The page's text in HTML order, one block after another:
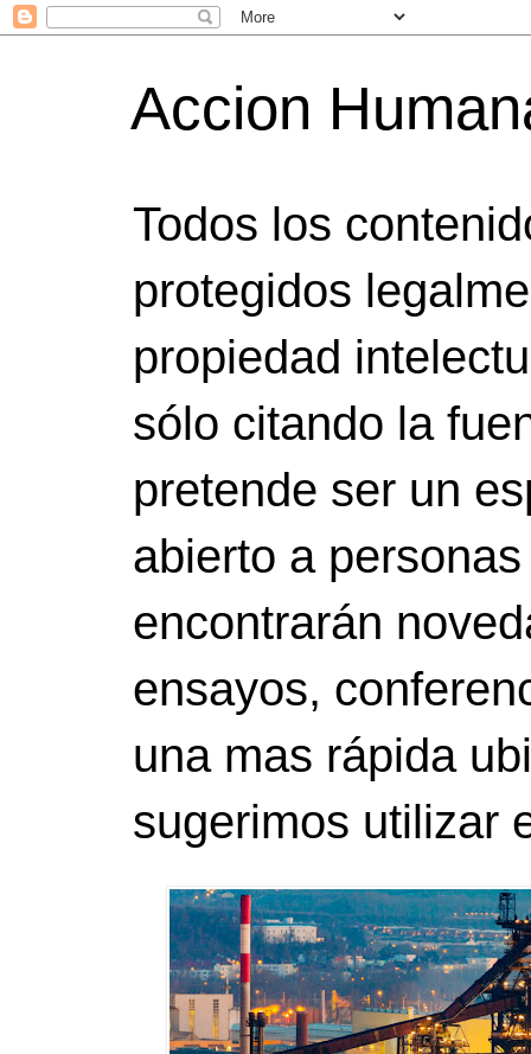
Accion
Todos los
protegidos
propiedad
sólo citando la
pretende ser un
abierto a
encontrarán
ensayos,
una mas rápida
sugerimos utilizar